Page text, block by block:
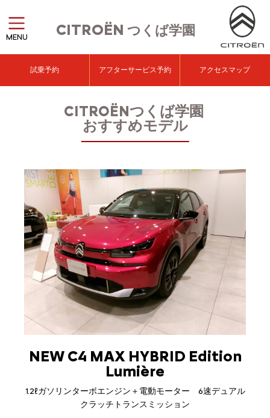
CITROËNつくば学園
MENU
試乗予約 アフターサービス予約 アクセスマップ
CITROËNつくば学園
おすすめモデル
NEW C4 MAX HYBRID Edition
Lumière
1.2ℓガソリンターボエンジン＋電動モーター 6速デュアル
クラッチトランスミッション